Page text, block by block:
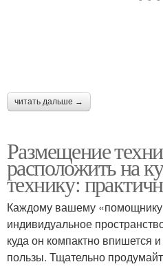
читать дальше →
Размещение
расположить на
технику:
Каждому вашему
индивидуальное
куда он компактно впишется
пользы. Тщательно